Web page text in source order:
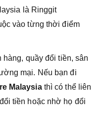
là Ringgit
vào từng thời điểm
hàng, quầy đổi tiền, sân
mại. Nếu bạn đi
Malaysia thì có thể liên
tiền hoặc nhờ họ đổi